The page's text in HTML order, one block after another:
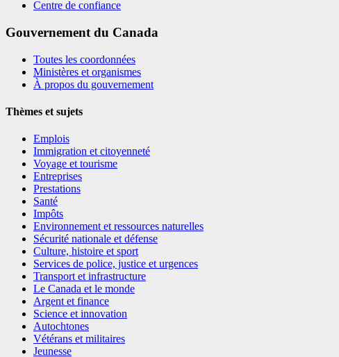
Centre de confiance
Gouvernement du Canada
Toutes les coordonnées
Ministères et organismes
À propos du gouvernement
Thèmes et sujets
Emplois
Immigration et citoyenneté
Voyage et tourisme
Entreprises
Prestations
Santé
Impôts
Environnement et ressources naturelles
Sécurité nationale et défense
Culture, histoire et sport
Services de police, justice et urgences
Transport et infrastructure
Le Canada et le monde
Argent et finance
Science et innovation
Autochtones
Vétérans et militaires
Jeunesse